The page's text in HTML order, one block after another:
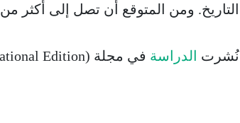
التاريخ. ومن المتوقع أن تصل إلى أكثر من 10,000 دولار للأونصة بحلول نهاية العقد.
نُشرت الدراسة في مجلة (Angewandte Chemie International Edition).